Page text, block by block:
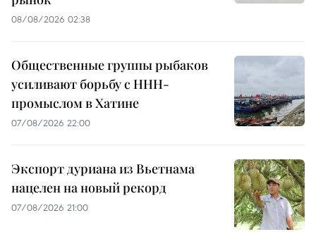
08/08/2026 02:38
Общественные группы рыбаков
усиливают борьбу с ННН-
промыслом в Хатине
07/08/2026 22:00
Экспорт дуриана из Вьетнама
нацелен на новый рекорд
07/08/2026 21:00